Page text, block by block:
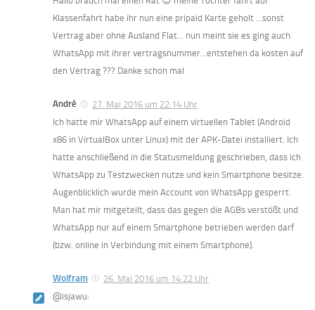
Klassenfahrt habe ihr nun eine pripaid Karte geholt …sonst
Vertrag aber ohne Ausland Flat… nun meint sie es ging auch
WhatsApp mit ihrer vertragsnummer…entstehen da kosten auf
den Vertrag ??? Danke schon mal
André
27. Mai 2016 um 22:14 Uhr
Ich hatte mir WhatsApp auf einem virtuellen Tablet (Android
x86 in VirtualBox unter Linux) mit der APK-Datei installiert. Ich
hatte anschließend in die Statusmeldung geschrieben, dass ich
WhatsApp zu Testzwecken nutze und kein Smartphone besitze.
Augenblicklich wurde mein Account von WhatsApp gesperrt.
Man hat mir mitgeteilt, dass das gegen die AGBs verstößt und
WhatsApp nur auf einem Smartphone betrieben werden darf
(bzw. online in Verbindung mit einem Smartphone).
Wolfram
26. Mai 2016 um 14:22 Uhr
@isjawu: